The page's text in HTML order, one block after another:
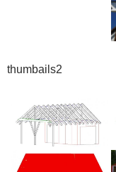
thumbails2